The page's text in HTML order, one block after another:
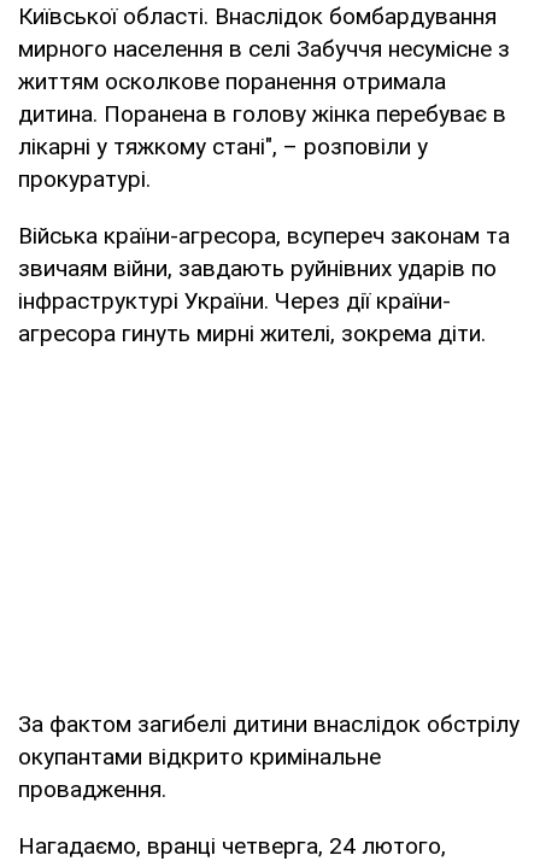
Київської області. Внаслідок бомбардування
мирного населення в селі Забуччя несумісне з
життям осколкове поранення отримала
дитина. Поранена в голову жінка перебуває в
лікарні у тяжкому стані", – розповіли у
прокуратурі.
Війська країни-агресора, всупереч законам та
звичаям війни, завдають руйнівних ударів по
інфраструктурі України. Через дії країни-
агресора гинуть мирні жителі, зокрема діти.
За фактом загибелі дитини внаслідок обстрілу
окупантами відкрито кримінальне
провадження.
Нагадаємо, вранці четверга, 24 лютого,